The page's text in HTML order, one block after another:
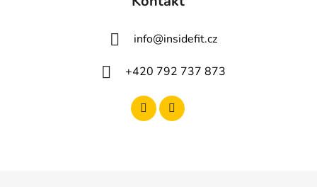
info@insidefit.cz
+420 792 737 873